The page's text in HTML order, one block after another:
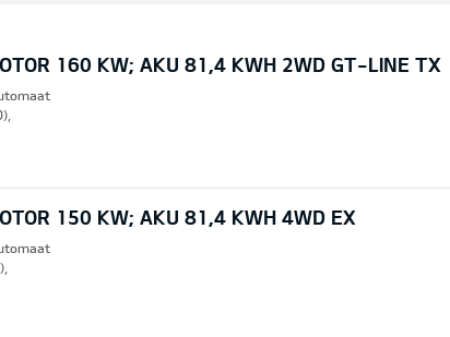
160 KW; AKU 81,4 KWH 2WD GT-LINE TX
150 KW; AKU 81,4 KWH 4WD EX